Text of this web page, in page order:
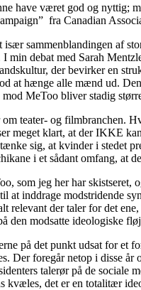
have været god og nyttig;
fra Canadian
især sammenblandingen af
min debat med Sarah
der bevirker en
at hænge alle mænd ud.
MeToo bliver stadig
teater- og filmbranchen.
meget klart, at der IKKE
sig, at kvinder i stedet
i et sådant omfang,
som jeg her har skistseret,
at inddrage modstridende
relevant der taler for det
den modsatte ideologiske
på det punkt udsat for et
Der foregår netop i disse
talerør på de sociale
kvæles, det er en totalitær